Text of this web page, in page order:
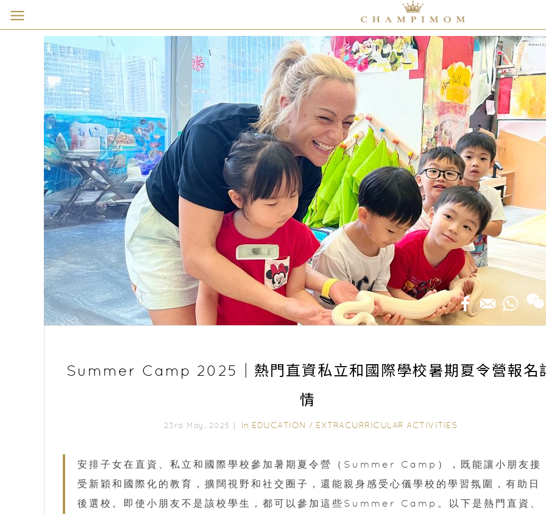
Summer Camp 2025｜熱門直資私立和國際學校暑期夏令營報名
情
23rd May, 2025｜ In EDUCATION / EXTRACURRICULAR ACTIVITIES
安排子女在直資、私立和國際學校參加暑期夏令營（Summer Camp），既能讓小朋友接
受新穎和國際化的教育，擴闊視野和社交圈子，還能親身感受心儀學校的學習氛圍，有助日
後選校。即使小朋友不是該校學生，都可以參加這些Summer Camp。以下是熱門直資、